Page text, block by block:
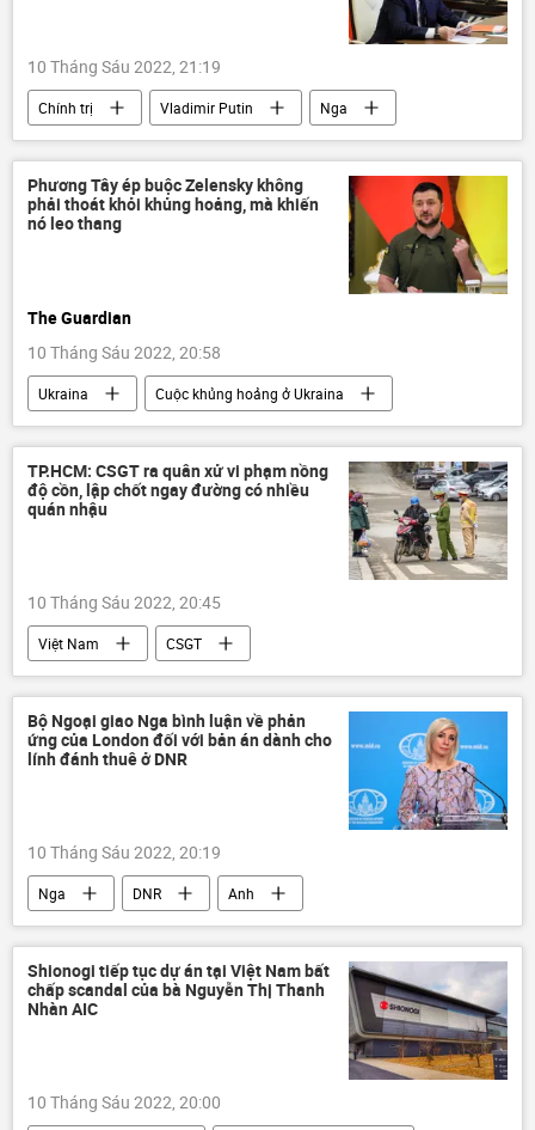
10 Tháng Sáu 2022, 21:19
Chính trị Vladimir Putin
Nga
Hoa Kỳ
Afghanistan Thế giới
Phương Tây ép buộc Zelensky không
phải thoát khỏi khủng hoảng, mà khiến
nó leo thang
The Guardian
10 Tháng Sáu 2022, 20:58
Ukraina
Cuộc khủng hoảng ở Ukraina
Báo chí thế giới
Vladimir Zelensky
phương Tây
Chính trị
Chiến dịch quân sự đặc biệt tại Ukraina
TP.HCM: CSGT ra quân xử vi phạm nồng
độ cồn, lập chốt ngay đường có nhiều
quán nhậu
10 Tháng Sáu 2022, 20:45
Việt Nam
CSGT
Thành phố Hồ Chí Minh
Bộ Ngoại giao Nga bình luận về phản
ứng của London đối với bản án dành cho
lính đánh thuê ở DNR
10 Tháng Sáu 2022, 20:19
Nga DNR
Anh
Bộ Ngoại giao Nga
Chính trị
Chiến dịch quân sự đặc biệt tại Ukraina
Ukraina
Cuộc khủng hoảng ở Ukraina
Shionogi tiếp tục dự án tại Việt Nam bất
chấp scandal của bà Nguyễn Thị Thanh
Nhàn AIC
10 Tháng Sáu 2022, 20:00